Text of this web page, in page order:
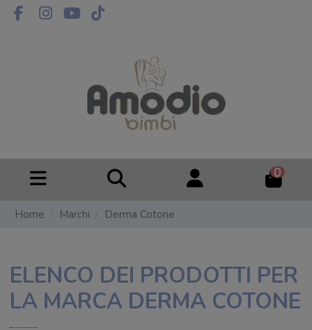
0
Home Marchi Derma Cotone
ELENCO DEI PRODOTTI PER
LA MARCA DERMA COTONE